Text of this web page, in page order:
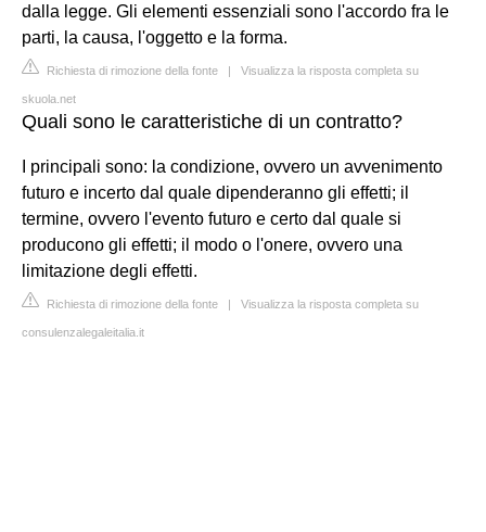
dalla legge. Gli elementi essenziali sono l'accordo fra le
parti, la causa, l'oggetto e la forma.
Richiesta di rimozione della fonte | Visualizza la risposta completa su
skuola.net
Quali sono le caratteristiche di un contratto?
I principali sono: la condizione, ovvero un avvenimento
futuro e incerto dal quale dipenderanno gli effetti; il
termine, ovvero l'evento futuro e certo dal quale si
producono gli effetti; il modo o l'onere, ovvero una
limitazione degli effetti.
Richiesta di rimozione della fonte | Visualizza la risposta completa su
consulenzalegaleitalia.it